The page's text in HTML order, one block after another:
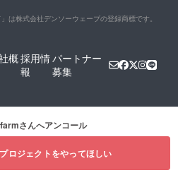
」は株式会社デンソーウェーブの登録商標です。
概採用情
報
パートナー
募集
さんへアンコール
ロジェクトをやってほしい